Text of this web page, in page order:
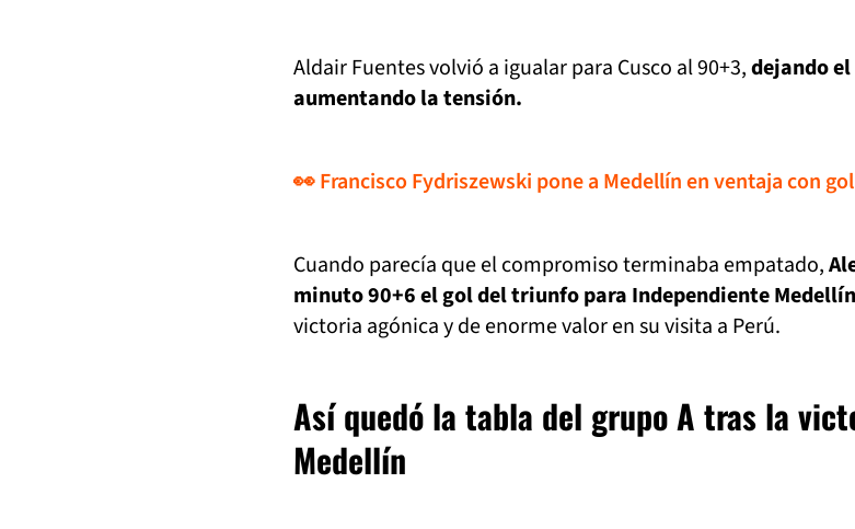
Aldair Fuentes volvió a igualar para Cusco al 90+3,dejando
aumentando la tensión.
👀 Francisco Fydriszewski pone a Medellín en ventaja con
Cuando parecía que el compromiso terminaba empatado,
minuto 90+6 el gol del triunfo para Independiente Medellín
victoria agónica y de enorme valor en su visita a Perú.
Así quedó la tabla del grupo A tras la
Medellín